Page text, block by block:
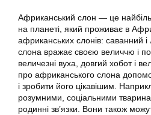
Африканський слон — це
на планеті, який проживає в
африканських слонів: саванний і
слона вражає своєю величчю і
величезні вуха, довгий хобот і
про африканського слона
і зробити його цікавішим.
розумними, соціальними
родинні зв’язки. Вони також